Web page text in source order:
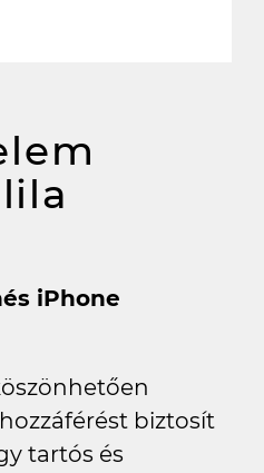
iPhone
biztosít
tartós és